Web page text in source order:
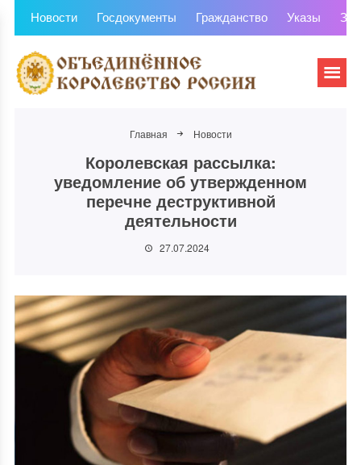
Новости Госдокументы Гражданство Указы
Главная Новости
Королевская рассылка:
уведомление об утвержденном
перечне деструктивной
деятельности
27.07.2024